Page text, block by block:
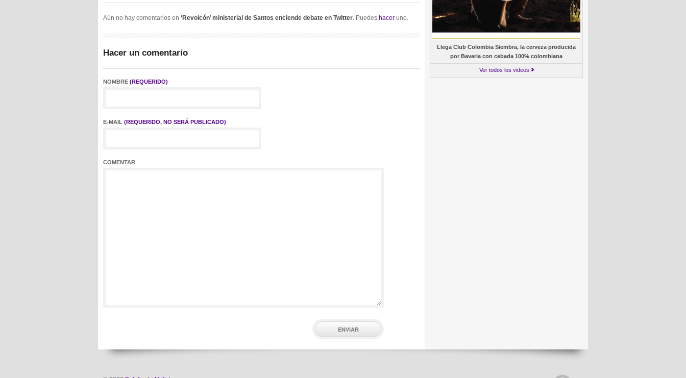
Aún no hay comentarios en ‘Revolcón’ ministerial de Santos enciende debate en Twitter. Puedes hacer uno.
Hacer un comentario
NOMBRE (REQUERIDO)
E-MAIL (REQUERIDO, NO SERÁ PUBLICADO)
COMENTAR
Llega Club Colombia Siembra, la cerveza producida
por Bavaria con cebada 100% colombiana
Ver todos los videos